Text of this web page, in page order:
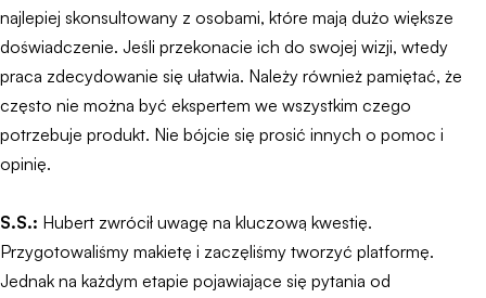
najlepiej skonsultowany z osobami, które mają dużo większe
doświadczenie. Jeśli przekonacie ich do swojej wizji, wtedy
praca zdecydowanie się ułatwia. Należy również pamiętać, że
często nie można być ekspertem we wszystkim czego
potrzebuje produkt. Nie bójcie się prosić innych o pomoc i
opinię.
S.S.: Hubert zwrócił uwagę na kluczową kwestię.
Przygotowaliśmy makietę i zaczęliśmy tworzyć platformę.
Jednak na każdym etapie pojawiające się pytania od